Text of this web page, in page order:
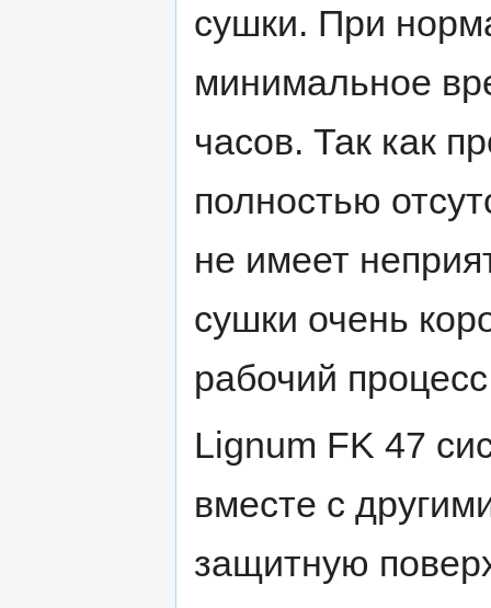
сушки. При
минимальное
часов. Так как
полностью
не имеет
сушки очень
рабочий
Lignum FK 47
вместе с
защитную